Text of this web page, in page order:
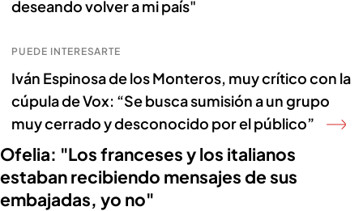
deseando volver a mi país"
PUEDE INTERESARTE
Iván Espinosa de los Monteros, muy crítico con la
cúpula de Vox: “Se busca sumisión a un grupo
muy cerrado y desconocido por el público”
Ofelia: "Los franceses y los italianos
estaban recibiendo mensajes de sus
embajadas, yo no"